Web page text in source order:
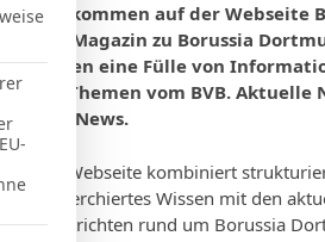
Willkommen auf der Webseite
Das Magazin zu Borussia
bieten eine Fülle von
die Themen vom BVB. Aktuelle
und News.
Die Webseite kombiniert
recherchiertes Wissen mit den
Nachrichten rund um Borussia